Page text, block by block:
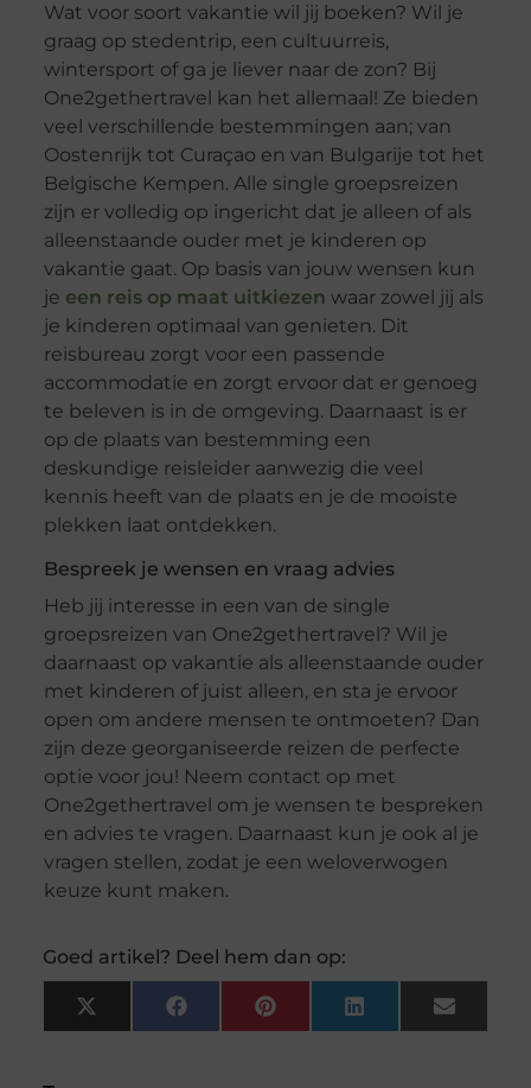
Wat voor soort vakantie wil jij boeken? Wil je
graag op stedentrip, een cultuurreis,
wintersport of ga je liever naar de zon? Bij
One2gethertravel kan het allemaal! Ze bieden
veel verschillende bestemmingen aan; van
Oostenrijk tot Curaçao en van Bulgarije tot het
Belgische Kempen. Alle single groepsreizen
zijn er volledig op ingericht dat je alleen of als
alleenstaande ouder met je kinderen op
vakantie gaat. Op basis van jouw wensen kun
je een reis op maat uitkiezen waar zowel jij als
je kinderen optimaal van genieten. Dit
reisbureau zorgt voor een passende
accommodatie en zorgt ervoor dat er genoeg
te beleven is in de omgeving. Daarnaast is er
op de plaats van bestemming een
deskundige reisleider aanwezig die veel
kennis heeft van de plaats en je de mooiste
plekken laat ontdekken.
Bespreek je wensen en vraag advies
Heb jij interesse in een van de single
groepsreizen van One2gethertravel? Wil je
daarnaast op vakantie als alleenstaande ouder
met kinderen of juist alleen, en sta je ervoor
open om andere mensen te ontmoeten? Dan
zijn deze georganiseerde reizen de perfecte
optie voor jou! Neem contact op met
One2gethertravel om je wensen te bespreken
en advies te vragen. Daarnaast kun je ook al je
vragen stellen, zodat je een weloverwogen
keuze kunt maken.
Goed artikel? Deel hem dan op:
X
(Twitter)
FacebookPinterestLinkedInEmail